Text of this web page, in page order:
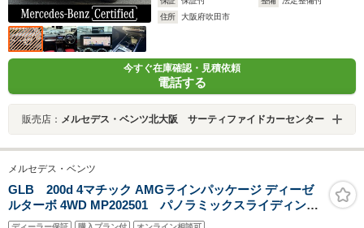
住所
大阪府吹田市
今すぐ在庫確認・見積依頼
電話する
販売店： メルセデス・ベンツ北大阪 サーティファイドカーセンター
メルセデス・ベンツ
GLB 200d 4マチック AMGラインパッケージ ディーゼ
ルターボ 4WD MP202501 パノラミックスライディング
ルーフ 認定中古車メーカー保証2年付